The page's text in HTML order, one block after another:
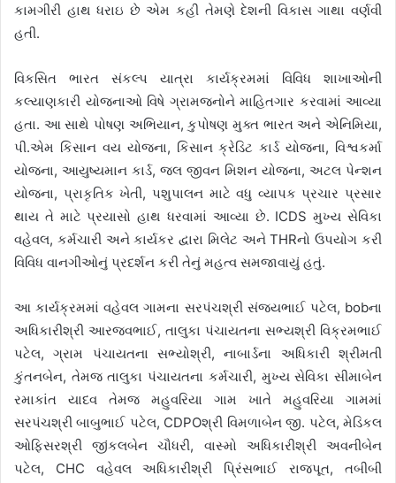
કામગીરી હાથ ધરાઇ છે એમ કહી તેમણે દેશની વિકાસ ગાથા વર્ણવી
હતી.
વિકસિત ભારત સંકલ્પ યાત્રા કાર્યક્રમમાં વિવિધ શાખાઓની
કલ્યાણકારી યોજનાઓ વિષે ગ્રામજનોને માહિતગાર કરવામાં આવ્યા
હતા. આ સાથે પોષણ અભિયાન, કુપોષણ મુક્ત ભારત અને એનિમિયા,
પી.એમ કિસાન વય યોજના, કિસાન ક્રેડિટ કાર્ડ યોજના, વિશ્વકર્મા
યોજના, આયુષ્યમાન કાર્ડ, જલ જીવન મિશન યોજના, અટલ પેન્શન
યોજના, પ્રાકૃતિક ખેતી, પશુપાલન માટે વધુ વ્યાપક પ્રચાર પ્રસાર
થાય તે માટે પ્રયાસો હાથ ધરવામાં આવ્યા છે. ICDS મુખ્ય સેવિકા
વહેવલ, કર્મચારી અને કાર્યકર દ્વારા મિલેટ અને THRનો ઉપયોગ કરી
વિવિધ વાનગીઓનું પ્રદર્શન કરી તેનું મહત્વ સમજાવાયું હતું.
આ કાર્યક્રમમાં વહેવલ ગામના સરપંચશ્રી સંજયભાઈ પટેલ, bobના
અધિકારીશ્રી આરજવભાઈ, તાલુકા પંચાયતના સભ્યશ્રી વિક્રમભાઈ
પટેલ, ગ્રામ પંચાયતના સભ્યોશ્રી, નાબાર્ડના અધિકારી શ્રીમતી
કુંતનબેન, તેમજ તાલુકા પંચાયતના કર્મચારી, મુખ્ય સેવિકા સીમાબેન
રમાકાંત યાદવ તેમજ મહુવરિયા ગામ ખાતે મહુવરિયા ગામમાં
સરપંચશ્રી બાબુભાઈ પટેલ, CDPOશ્રી વિમળાબેન જી. પટેલ, મેડિકલ
ઓફિસરશ્રી જીંકલબેન ચૌધરી, વાસ્મો અધિકારીશ્રી અવનીબેન
પટેલ, CHC વહેવલ અધિકારીશ્રી પ્રિંસભાઈ રાજપૂત, તબીબી